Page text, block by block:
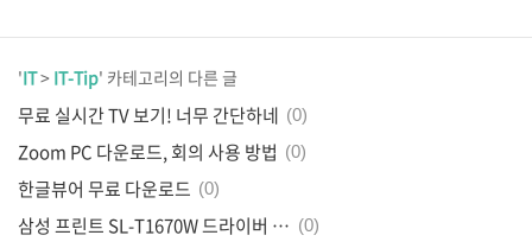
'IT> IT-Tip' 카테고리의 다른 글
무료 실시간 TV 보기! 너무 간단하네 (0)
Zoom PC 다운로드, 회의 사용 방법 (0)
한글뷰어 무료 다운로드 (0)
삼성 프린트 SL-T1670W 드라이버 다운로드 (0)